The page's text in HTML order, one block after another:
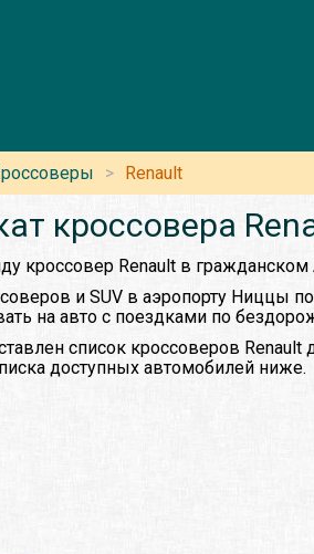
Renault
кроссовера
кроссовер Renault в
и SUV в аэропорту Ниццы
на авто с поездками по
список кроссоверов
доступных автомобилей ниже.